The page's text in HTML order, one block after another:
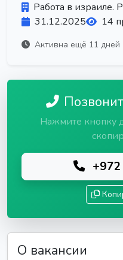
Работа в израиле.
31.12.2025
14
Активна ещё 11 дней
Нажмите кнопку
О вакансии